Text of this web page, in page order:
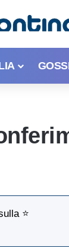
⭐